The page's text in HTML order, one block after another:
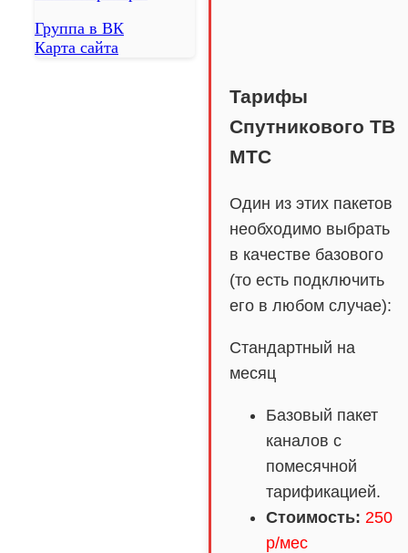
Зеленокумск
Александровское
Группа в ВК
Карта сайта
Тарифы
Спутникового ТВ
МТС
Один из этих пакетов
необходимо выбрать
в качестве базового
(то есть подключить
его в любом случае):
Стандартный на
месяц
Базовый пакет
каналов с
помесячной
тарификацией.
Стоимость: 250
р/мес